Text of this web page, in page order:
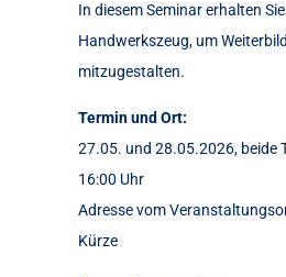
In diesem Seminar erhalten
Handwerkszeug, um
mitzugestalten.
Termin und Ort:
27.05. und 28.05.2026, beide
16:00 Uhr
Adresse vom
Kürze